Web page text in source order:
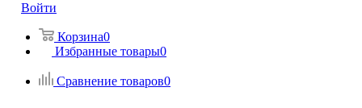
Войти
Корзина0
Избранные товары0
Сравнение товаров0